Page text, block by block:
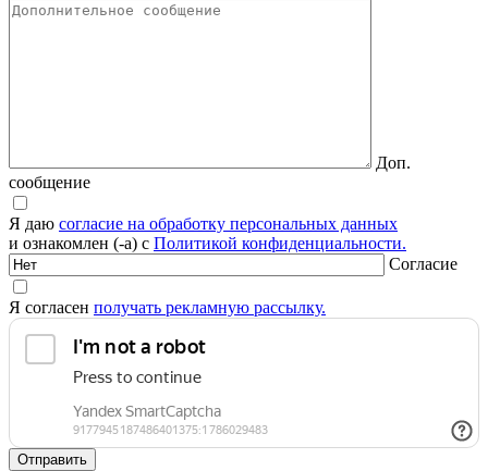
Доп.
сообщение
Я даю согласие на обработку персональных данных
и ознакомлен (-а) с Политикой конфиденциальности.
Согласие
Я согласен получать рекламную рассылку.